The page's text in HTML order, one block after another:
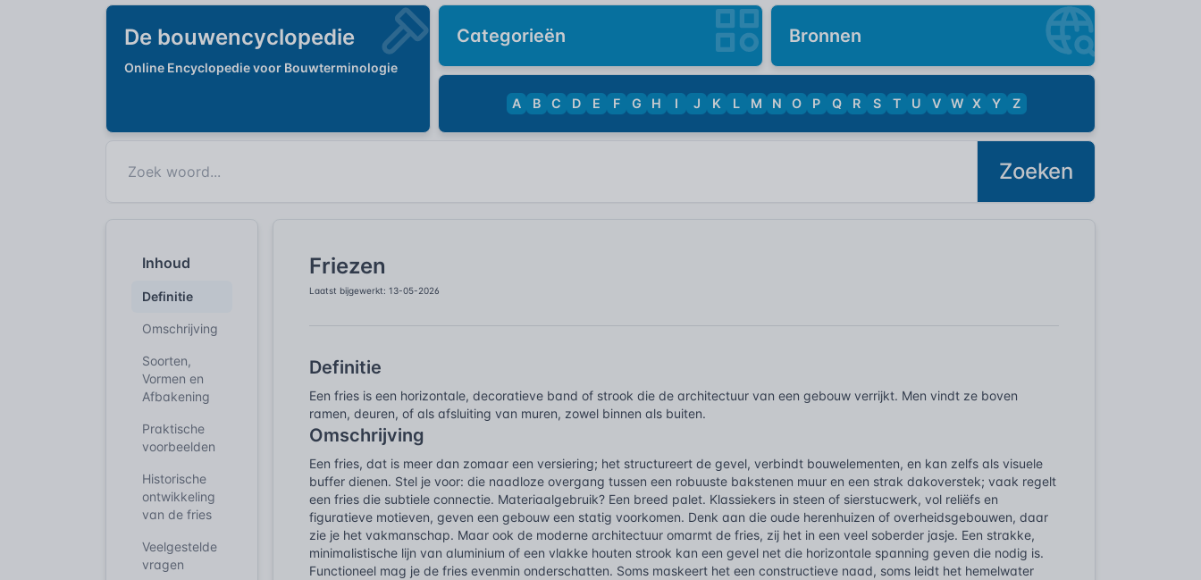
De bouwencyclopedie
Online Encyclopedie voor Bouwterminologie
Categorieën Bronnen
A B C D E F G H I J K L M N O P Q R S T U V W X Y Z
Zoeken
Inhoud
Definitie
Omschrijving
Soorten,
Vormen en
Afbakening
Praktische
voorbeelden
Historische
ontwikkeling
van de fries
Veelgestelde
vragen
Friezen
Laatst bijgewerkt: 13-05-2026
Definitie
Een fries is een horizontale, decoratieve band of strook die de architectuur van een gebouw verrijkt. Men vindt ze boven
ramen, deuren, of als afsluiting van muren, zowel binnen als buiten.
Omschrijving
Een fries, dat is meer dan zomaar een versiering; het structureert de gevel, verbindt bouwelementen, en kan zelfs als visuele
buffer dienen. Stel je voor: die naadloze overgang tussen een robuuste bakstenen muur en een strak dakoverstek; vaak regelt
een fries die subtiele connectie. Materiaalgebruik? Een breed palet. Klassiekers in steen of sierstucwerk, vol reliëfs en
figuratieve motieven, geven een gebouw een statig voorkomen. Denk aan die oude herenhuizen of overheidsgebouwen, daar
zie je het vakmanschap. Maar ook de moderne architectuur omarmt de fries, zij het in een veel soberder jasje. Een strakke,
minimalistische lijn van aluminium of een vlakke houten strook kan een gevel net die horizontale spanning geven die nodig is.
Functioneel mag je de fries evenmin onderschatten. Soms maskeert het een constructieve naad, soms leidt het hemelwater